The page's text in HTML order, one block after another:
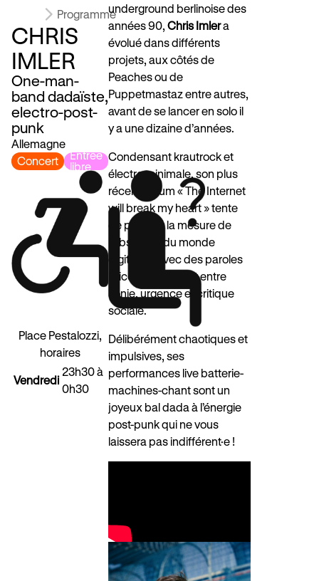
Programme
CHRIS
IMLER
One-man-
band dadaïste,
electro-post-
punk
Allemagne
Concert
Entrée
libre
Place Pestalozzi,
horaires
Vendredi
23h30 à
0h30
underground berlinoise des
années 90, Chris Imlera
évolué dans différents
projets, aux côtés de
Peaches ou de
Puppetmastaz entre autres,
avant de se lancer en solo il
y a une dizaine d’années.
Condensant krautrock et
électro minimale, son plus
récent album « The Internet
will break my heart » tente
de prendre la mesure de
l’absurdité du monde
digitalisé, avec des paroles
bricolées oscillant entre
ironie, urgence et critique
sociale.
Délibérément chaotiques et
impulsives, ses
performances live batterie-
machines-chant sont un
joyeux bal dada à l’énergie
post-punk qui ne vous
laissera pas indifférent·e !